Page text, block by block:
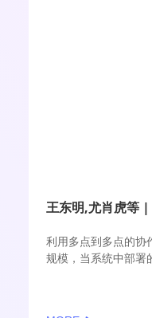
利用多点到多点的
规模，当系统中部署